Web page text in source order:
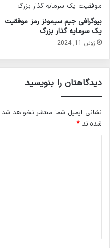
بیوگرافی جیم سیمونز رمز موفقیت
یک سرمایه گذار بزرگ
ژوئن 11, 2024
دیدگاهتان را بنویسید
نشانی ایمیل شما منتشر نخواهد شد.
شده‌اند*